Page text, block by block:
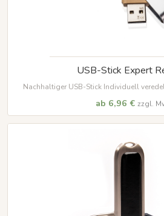
USB-Stick Expert
Nachhaltiger USB-Stick Individuell
verfügbar.
ab 6,96 € zzgl.